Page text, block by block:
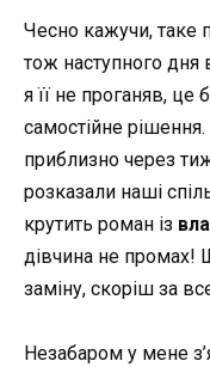
Чесно кажучи,
тож наступного дня
я її не проганяв, це
самостійне
приблизно через
розказали наші
крутить роман із
дівчина не промах!
заміну, скоріш за
Незабаром у мене